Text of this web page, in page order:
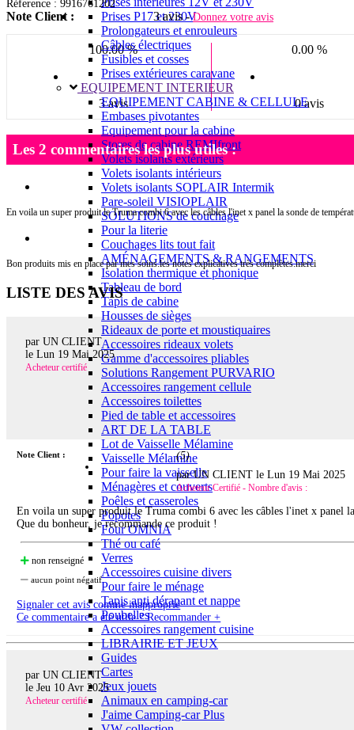
Prises P17 et 230V
Prolongateurs et enrouleurs
Câbles électriques
Fusibles et cosses
Prises extérieures caravane
EQUIPEMENT INTERIEUR
EQUIPEMENT CABINE & CELLULE
Embases pivotantes
Equipement pour la cabine
Stores de cabine REMIfront
Volets isolants extérieurs
Volets isolants intérieurs
Volets isolants SOPLAIR Intermik
Pare-soleil VISIOPLAIR
SOLUTIONS de couchage
Pour la literie
Couchages lits tout fait
AMÉNAGEMENTS & RANGEMENTS
Isolation thermique et phonique
Tableau de bord
Tapis de cabine
Housses de sièges
Rideaux de porte et moustiquaires
Accessoires rideaux volets
Gamme d'accessoires pliables
Solutions Rangement PURVARIO
Accessoires rangement cellule
Accessoires toilettes
Pied de table et accessoires
ART DE LA TABLE
Lot de Vaisselle Mélamine
Vaisselle Mélamine
Pour faire la vaisselle
Ménagères et couverts
Poêles et casseroles
Popotes
Four OMNIA
Thé ou café
Verres
Accessoires cuisine divers
Pour faire le ménage
Tapis anti dérapant et nappe
Poubelles
Accessoires rangement cuisine
LIBRAIRIE ET JEUX
Guides
Cartes
Jeux jouets
Animaux en camping-car
J'aime Camping-car Plus
Réference : 9916761202
Note Client : 3 avis -Donnez votre avis
100.00 %
3 avis
0.00 %
0 avis
Les 2 commentaires les plus utiles :
En voila un super produit le Truma combi 6 avec les câbles l'inet x panel la sonde de
Bon produits mis en place par mes soins.les notes explicatives très complètes.merci
LISTE DES AVIS
par UN CLIENT
le Lun 19 Mai 2025
Acheteur certifié
Note Client : (5)
par UN CLIENT leLun 19 Mai 2025
Acheteur Certifié - Nombre d'avis :
En voila un super produit le Truma combi 6 avec les câbles l'inet x panel
Que du bonheur, je recommande ce produit !
non renseigné
aucun point négatif
Signaler cet avis comme inapproprié
Ce commentaire a été utile ? Recommander +
par UN CLIENT
le Jeu 10 Avr 2025
Acheteur certifié